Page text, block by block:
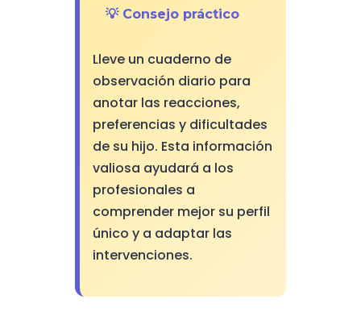
💡 Consejo práctico
Lleve un cuaderno de
observación diario para
anotar las reacciones,
preferencias y dificultades
de su hijo. Esta información
valiosa ayudará a los
profesionales a
comprender mejor su perfil
único y a adaptar las
intervenciones.